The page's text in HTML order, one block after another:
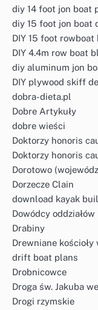
diy 14 foot jon boat
diy 15 foot jon boat
DIY 15 foot
DIY 4.4m row boat
diy aluminum jon
DIY plywood skiff
dobra-dieta.pl
Dobre Artykuły
dobre wieści
Doktorzy honoris
Doktorzy honoris
Dorotowo
Dorzecze Clain
download kayak
Dowódcy
Drabiny
Drewniane
drift boat plans
Drobnicowce
Droga św. Jakuba
Drogi rzymskie